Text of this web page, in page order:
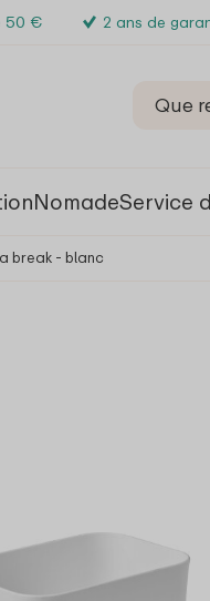
50 € 2 ans de
NomadeService
break - blanc